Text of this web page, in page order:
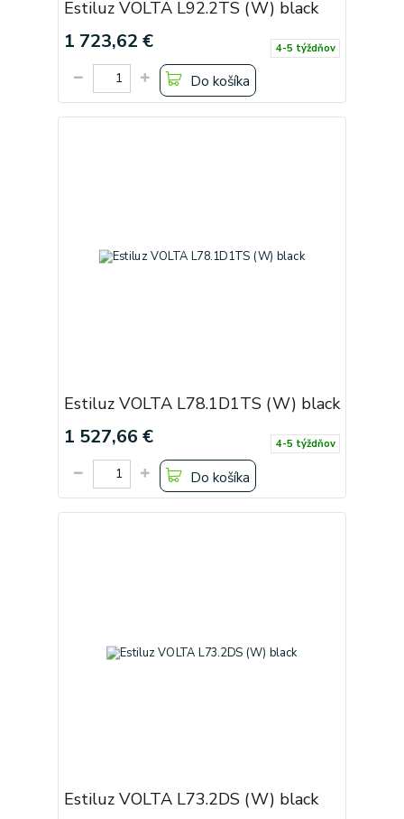
Estiluz VOLTA L92.2TS (W) black
1 723,62 € 4-5 týždňov
Do košíka
Estiluz VOLTA L78.1D1TS (W) black
1 527,66 € 4-5 týždňov
Do košíka
Estiluz VOLTA L73.2DS (W) black